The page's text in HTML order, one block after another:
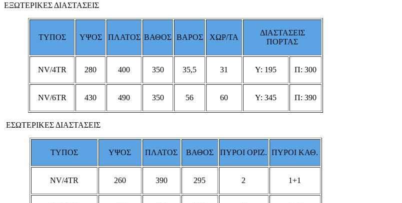
ΕΞΩΤΕΡΙΚΕΣ ΔΙΑΣΤΑΣΕΙΣ
ΤΥΠΟΣ ΥΨΟΣ ΠΛΑΤΟΣ ΒΑΘΟΣ ΒΑΡΟΣ ΧΩΡ/ΤΑ
ΔΙΑΣΤΑΣΕΙΣ
ΠΟΡΤΑΣ
NV/4TR 280 400 350 35,5 31 Υ: 195 Π: 300
NV/6TR 430 490 350 56 60 Υ: 345 Π: 390
ΕΣΩΤΕΡΙΚΕΣ ΔΙΑΣΤΑΣΕΙΣ
ΤΥΠΟΣ ΥΨΟΣ ΠΛΑΤΟΣ ΒΑΘΟΣ ΠΥΡΟΙ ΟΡΙΖ. ΠΥΡΟΙ ΚΑΘ.
NV/4TR 260 390 295 2 1+1